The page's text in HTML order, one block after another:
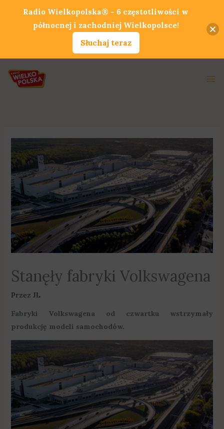
Stanęły fabryki Volkswagena
Przez JL
Fabryki Volkswagena od czwartku wstrzymały
produkcję modeli samochodów.
Radio Wielkopolska® - 6 częstotliwości w
północnej i zachodniej Wielkopolsce!
Słuchaj teraz